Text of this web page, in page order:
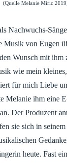
(Quelle Melanie Miric
Nachwuchs-
Musik von Eugen
Wunsch mit ihm
wie mein
für mich Liebe
Melanie ihm eine
Der Produzent
sie sich in
heute. Fast